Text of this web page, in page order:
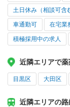
土日休み（相談可含
車通勤可 在宅業
積極採用中の求人
近隣エリアで
目黒区 大田区
近隣エリアの